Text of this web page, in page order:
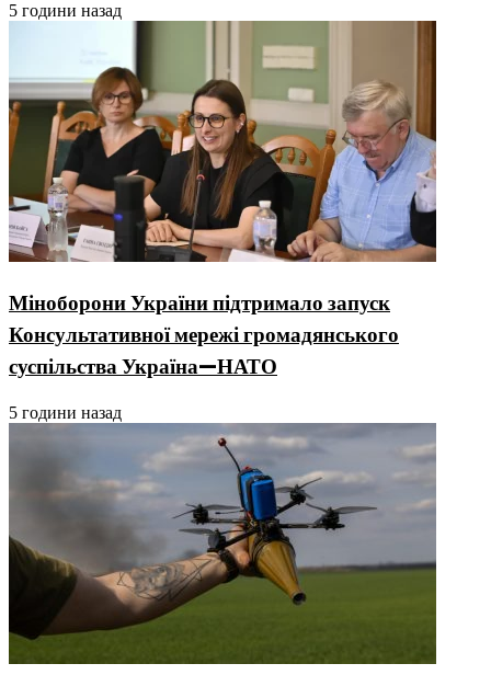
5 години назад
Міноборони України підтримало запуск
Консультативної мережі громадянського
суспільства Україна—НАТО
5 години назад